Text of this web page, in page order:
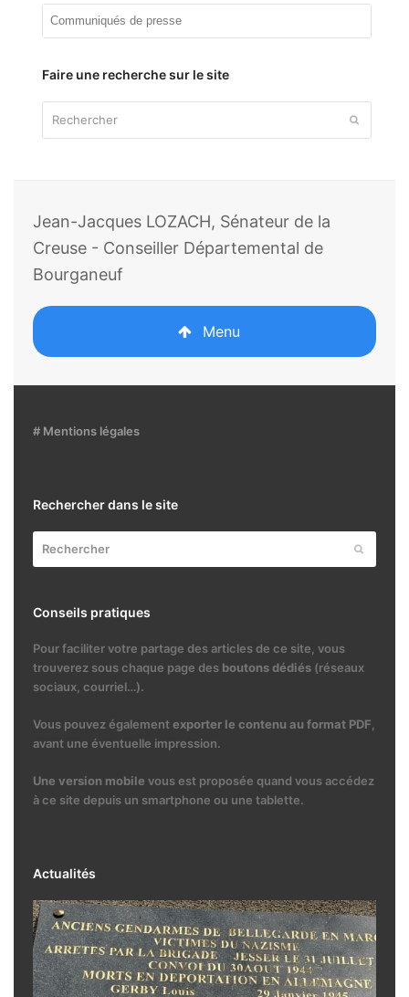
Articles
Faire une recherche sur le site
Jean-Jacques LOZACH, Sénateur de la
Creuse - Conseiller Départemental de
Bourganeuf
Menu
# Mentions légales
Rechercher dans le site
Conseils pratiques
Pour faciliter votre partage des articles de ce site, vous
trouverez sous chaque page des boutons dédiés(réseaux
sociaux, courriel…).
Vous pouvez égalementexporter le contenu au format PDF
avant une éventuelle impression.
Une version mobile vous est proposée quand vous accédez
à ce site depuis un smartphone ou une tablette.
Actualités